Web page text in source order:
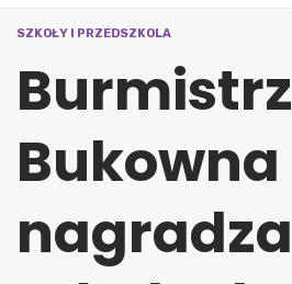
SZKOŁY I PRZEDSZKOLA
Burmistrz
Bukowna
nagradza